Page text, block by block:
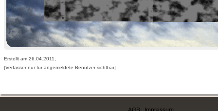
Erstellt am 26.04.2011,
[Verfasser nur für angemeldete Benutzer sichtbar]